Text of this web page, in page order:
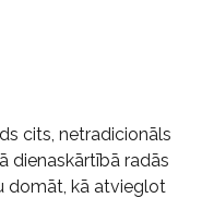
cits, netradicionāls
dienaskārtībā radās
domāt, kā atvieglot